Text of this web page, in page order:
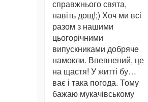
справжнього свята,
навіть дощ!;) Хоч ми всі
разом з нашими
цьогорічними
випускниками добряче
намокли. Впевнений, це
на щастя! У житті бу…
ває і така погода. Тому
бажаю мукачівському